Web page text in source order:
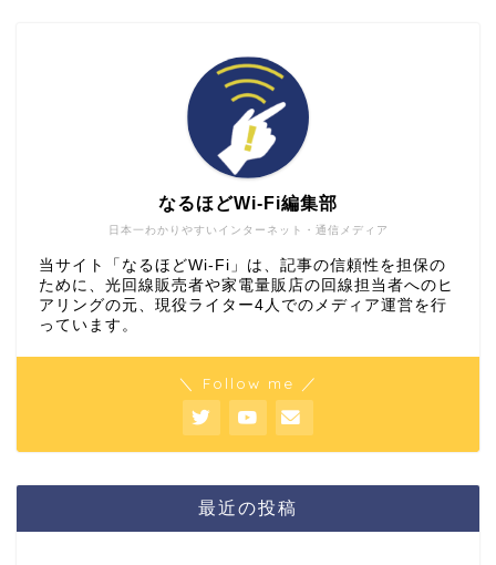
日本一わかりやすいインターネット・通信メディア
なるほどWi-Fi編集部
当サイト「なるほどWi-Fi」は、記事の信頼性を担保の
ために、光回線販売者や家電量販店の回線担当者へのヒ
アリングの元、現役ライター4人でのメディア運営を行
っています。
＼ Follow me ／
最近の投稿